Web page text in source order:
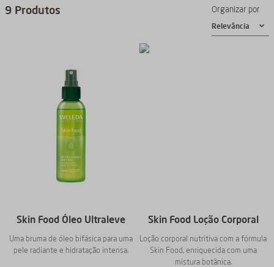
9 Produtos Organizar por
Relevância
Skin Food Óleo Ultraleve
Uma bruma de óleo bifásica para uma
pele radiante e hidratação intensa.
Skin Food Loção Corporal
Loção corporal nutritiva com a fórmula
Skin Food, enriquecida com uma
mistura botânica.